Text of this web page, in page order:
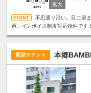
不忍通り沿い。目に留
適。インボイス制度対応物件です！
賃貸テナント 本郷